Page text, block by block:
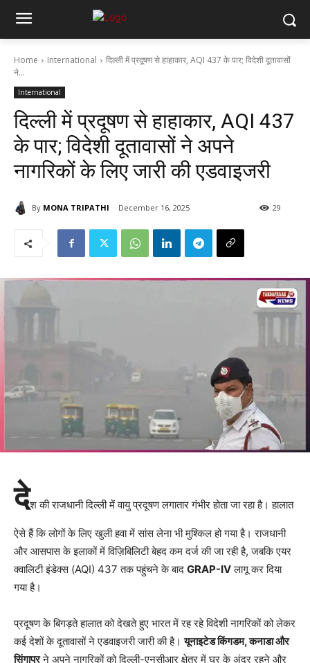
Home International
दिल्ली में प्रदूषण से हाहाकार, AQI 437 के पार; विदेशी दूतावासों
ने...
International
दिल्ली में प्रदूषण से हाहाकार, AQI 437
के पार; विदेशी दूतावासों ने अपने
नागरिकों के लिए जारी की एडवाइजरी
By MONA TRIPATHI December 16, 2025 29
देश की राजधानी दिल्ली में वायु प्रदूषण लगातार गंभीर होता जा रहा है। हालात
ऐसे हैं कि लोगों के लिए खुली हवा में सांस लेना भी मुश्किल हो गया है। राजधानी
और आसपास के इलाकों में विज़िबिलिटी बेहद कम दर्ज की जा रही है, जबकि एयर
क्वालिटी इंडेक्स (AQI) 437 तक पहुंचने के बाद GRAP-IVलागू कर दिया
गया है।
प्रदूषण के बिगड़ते हालात को देखते हुए भारत में रह रहे विदेशी नागरिकों को लेकर
कई देशों के दूतावासों ने एडवाइजरी जारी की है।यूनाइटेड किंगडम, कनाडा और
सिंगापुरने अपने नागरिकों को दिल्ली-एनसीआर क्षेत्र में घर के अंदर रहने और